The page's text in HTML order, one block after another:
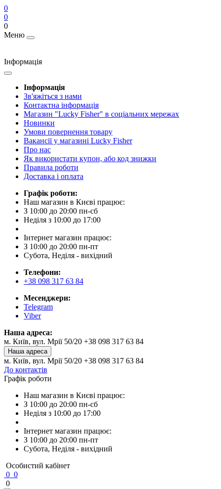
0
0
0
Меню
Інформація
Інформація
Зв'яжіться з нами
Контактна інформація
Магазин "Lucky Fisher" в соціальних мережах
Новинки
Умови повернення товару
Вакансії у магазині Lucky Fisher
Про нас
Як використати купон, або код знижки
Правила роботи
Доставка і оплата
Графік роботи:
Наш магазин в Києві працює:
З 10:00 до 20:00 пн-сб
Неділя з 10:00 до 17:00
Інтернет магазин працює:
З 10:00 до 20:00 пн-пт
Субота, Неділя - вихідний
Телефони:
+38 098 317 63 84
Месенджери:
Telegram
Viber
Наша адреса:
м. Київ, вул. Мрії 50/20 +38 098 317 63 84
Наша адреса
м. Київ, вул. Мрії 50/20 +38 098 317 63 84
До контактів
Графік роботи
Наш магазин в Києві працює:
З 10:00 до 20:00 пн-сб
Неділя з 10:00 до 17:00
Інтернет магазин працює:
З 10:00 до 20:00 пн-пт
Субота, Неділя - вихідний
Особистий кабінет
0 0
0